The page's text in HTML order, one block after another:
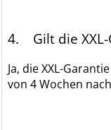
4. Gilt die XXL-
Ja, die XXL-
von 4 Wochen